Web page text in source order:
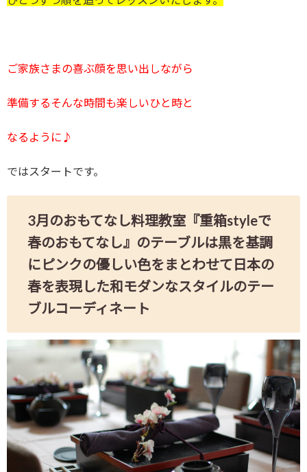
ご家族さまの喜ぶ顔を思い出しながら
準備するそんな時間も楽しいひと時と
なるように♪
ではスタートです。
3月のおもてなし料理教室『重箱styleで
春のおもてなし』のテーブルは黒を基調
にピンクの優しい色をまとわせて日本の
春を表現した和モダンなスタイルのテー
ブルコーディネート